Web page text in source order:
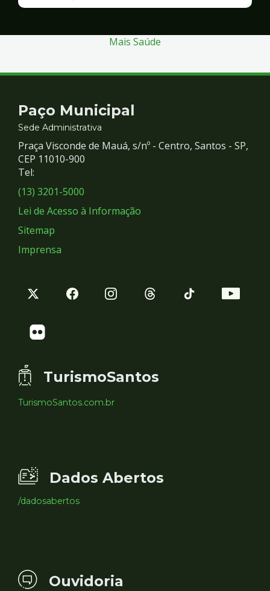
Mais Saúde
Contato
e
Redes
Sociais
Paço Municipal
Sede Administrativa
Praça Visconde de Mauá, s/nº - Centro, Santos - SP,
CEP 11010-900
Tel:
(13) 3201-5000
Lei de Acesso à Informação
Sitemap
Imprensa
TurismoSantos
TurismoSantos.com.br
Dados Abertos
/dadosabertos
Ouvidoria